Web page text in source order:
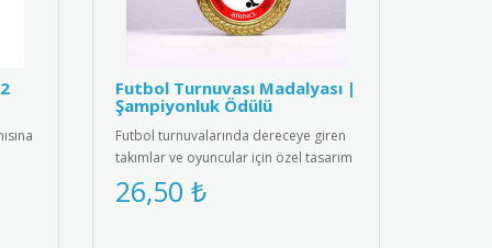
Futbol Turnuvası Madalyası |
Şampiyonluk Ödülü
Futbol turnuvalarında dereceye giren
takımlar ve oyuncular için özel tasarım
madalya. Spor başarısın..
26,50 ₺